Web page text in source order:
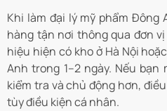
Khi làm đại lý mỹ phẩm Đông
hàng tận nơi thông qua đơn
hiệu hiện có kho ở Hà Nội
Anh trong 1–2 ngày. Nếu
kiểm tra và chủ động hơn,
tùy điều kiện cá nhân.